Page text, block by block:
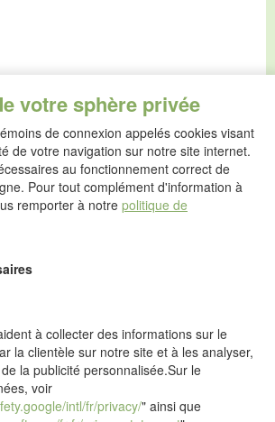
votre sphère privée
de connexion appelés cookies visant
de votre navigation sur notre site internet.
au fonctionnement correct de
Pour tout complément d'information à
remporter à notre politique de
à collecter des informations sur le
la clientèle sur notre site et à les analyser,
la publicité personnalisée.Sur le
voir
intl/fr/privacy/" ainsi que
de contact